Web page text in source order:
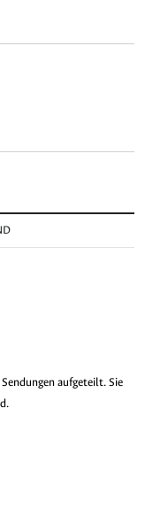
aufgeteilt. Sie